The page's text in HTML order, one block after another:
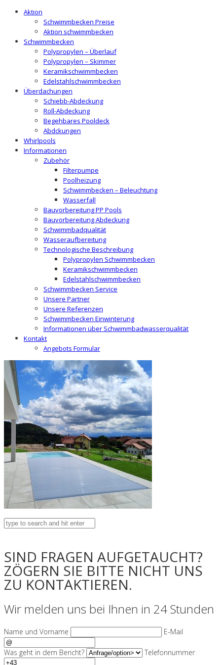
Aktion
Schwimmbecken Preise
Aktion schwimmbecken
Schwimmbecken
Polypropylen – Überlauf
Polypropylen – Skimmer
Keramikschwimmbecken
Edelstahlschwimmbecken
Überdachungen
Schiebb-Abdeckung
Roll-Abdeckung
Begehbares Pooldeck
Abdckungen
Whirlpools
Informationen
Zubehör
Filterpumpe
Poolheizung
Schwimmbecken – Beleuchtung
Wasserfall
Bauvorbereitung PP Pools
Bauvorbereitung Abdeckung
Schwimmbadqualität
Wasseraufbereitung
Technologische Beschreibung
Polypropylen Schwimmbecken
Keramikschwimmbecken
Edelstahlschwimmbecken
Schwimmbecken Service
Unsere Partner
Unsere Referenzen
Schwimmbecken Einwinterung
Informationen über Schwimmbadwasserqualität
Kontakt
Angebots Formular
SIND FRAGEN AUFGETAUCHT?
ZÖGERN SIE BITTE NICHT UNS
ZU KONTAKTIEREN.
Wir melden uns bei Ihnen in 24 Stunden
Name und Vorname E-Mail
Was geht in dem Bericht? Telefonnummer